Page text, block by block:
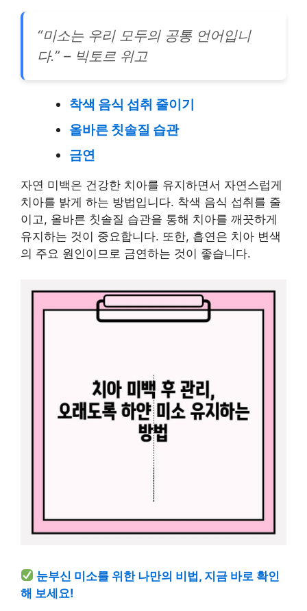
“미소는 우리 모두의 공통 언어입니
다.” – 빅토르 위고
착색 음식 섭취 줄이기
올바른 칫솔질 습관
금연
자연 미백은 건강한 치아를 유지하면서 자연스럽게
치아를 밝게 하는 방법입니다. 착색 음식 섭취를 줄
이고, 올바른 칫솔질 습관을 통해 치아를 깨끗하게
유지하는 것이 중요합니다. 또한, 흡연은 치아 변색
의 주요 원인이므로 금연하는 것이 좋습니다.
눈부신 미소를 위한 나만의 비법, 지금 바로 확인
해 보세요!